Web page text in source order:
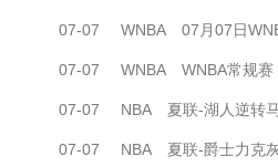
07-07 WNBA 07月07日WNBA常规赛 金州女
07-07 WNBA WNBA常规赛 康涅狄格太阳
07-07 NBA 夏联-湖人逆转马刺 卡尔13分
07-07 NBA 夏联-爵士力克灰熊 彼得森